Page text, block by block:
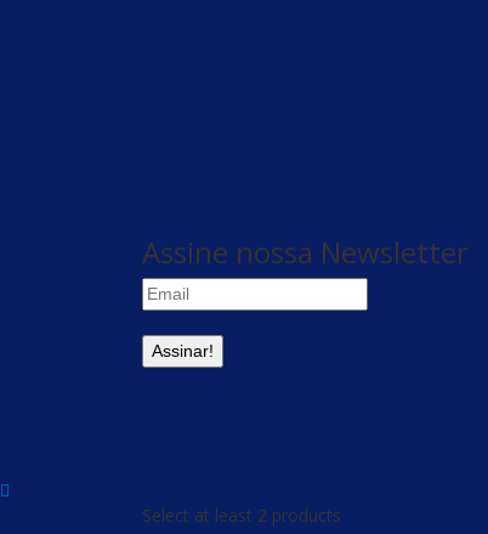
Assine nossa Newsletter
Select at least 2 products